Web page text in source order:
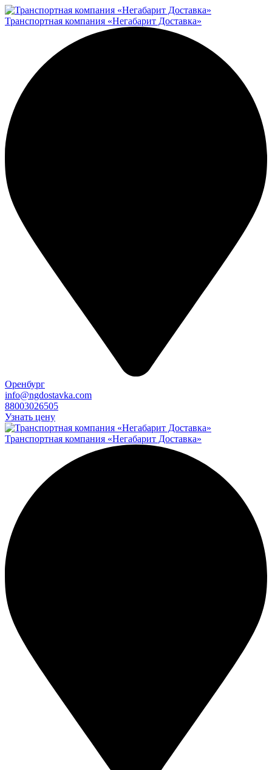
Транспортная компания «Негабарит Доставка»
Оренбург
info@ngdostavka.com
88003026505
Узнать цену
Транспортная компания «Негабарит Доставка»